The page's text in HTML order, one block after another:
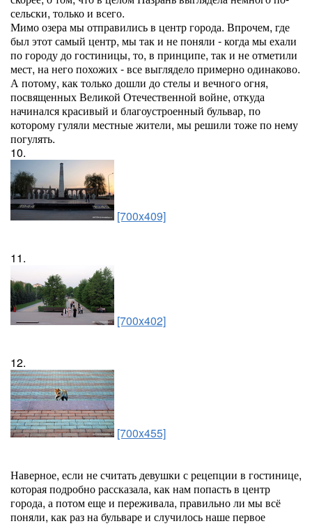
сельски, только и всего.
Мимо озера мы отправились в центр города. Впрочем, где
был этот самый центр, мы так и не поняли - когда мы ехали
по городу до гостиницы, то, в принципе, так и не отметили
мест, на него похожих - все выглядело примерно одинаково.
А потому, как только дошли до стелы и вечного огня,
посвященных Великой Отечественной войне, откуда
начинался красивый и благоустроенный бульвар, по
которому гуляли местные жители, мы решили тоже по нему
погулять.
10.
[700x409]
11.
[700x402]
12.
[700x455]
Наверное, если не считать девушки с рецепции в гостинице,
которая подробно рассказала, как нам попасть в центр
города, а потом еще и переживала, правильно ли мы всё
поняли, как раз на бульваре и случилось наше первое